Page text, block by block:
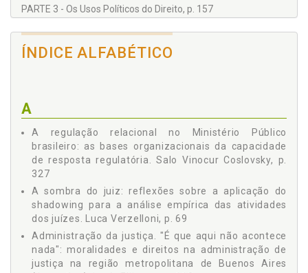
Salo Vinocur Coslovsky
Susan Silbey
PARTE 3 - Os Usos Políticos do Direito, p. 157
François Buton, p. 159
O Toque de Recolher para Crianças e Adolescentes na
de Luta pela Moradia na Cidade do Rio de Janeiro, Ricardo
Nery Falbo / Enzo Bello, p. 205
PARTE 4 - As Profissões Jurídicas em Movimento, p. 233
Um direito de Esquerda? Renovação das Práticas
Profissionais e Novas Formas de Militância dos Juristas
Engajados nos Anos 1970, Liora Israël, p. 235
Competição por Pupilagem na Ordem dos Advogados da
Inglaterra e País de Gales (2000-2004), Anna Zimdars, p. 261
O "Grande Oral": Professores e Juízes no Campo Jurídico
Francês, Fernando de Castro Fontainha, p. 291
PARTE 5 - As Transformações Sociais e as Instituições
Jurídicas, p. 309
ÍNDICE ALFABÉTICO
A
A regulação relacional no Ministério Público
brasileiro: as bases organizacionais da capacidade
de resposta regulatória. Salo Vinocur Coslovsky, p.
327
A sombra do juiz: reflexões sobre a aplicação do
shadowing para a análise empírica das atividades
dos juízes. Luca Verzelloni, p. 69
Administração da justiça. "É que aqui não acontece
nada": moralidades e direitos na administração de
justiça na região metropolitana de Buenos Aires